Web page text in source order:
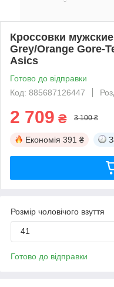
Кроссовки
Grey/Orange Gore-
Asics
Готово до відправки
Код: 885687126447
2 709 ₴ 3 100 ₴
Економія 391 ₴
Розмір чоловічого взуття
41
Готово до відправки